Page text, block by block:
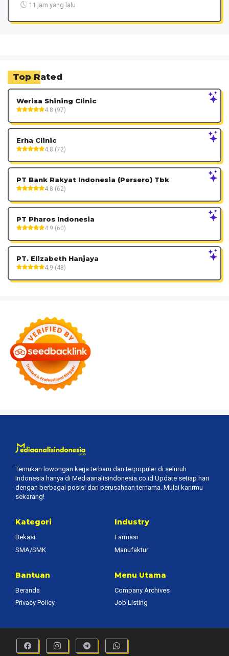
11 jam yang lalu
Top Rated
Werisa Shining Clinic
4.8 (97)
Erha Clinic
4.8 (72)
PT Bank Rakyat Indonesia (Persero) Tbk
4.8 (62)
PT Pharos Indonesia
4.9 (60)
PT. Elizabeth Hanjaya
4.9 (48)
Temukan lowongan kerja terbaru dan terpopuler di seluruh
Indonesia hanya di Mediaanalisindonesia.co.id Update setiap hari
dengan berbagai posisi dari perusahaan ternama. Mulai karirmu
sekarang!
Kategori
Bekasi
SMA/SMK
Industry
Farmasi
Manufaktur
Bantuan
Beranda
Privacy Policy
Menu Utama
Company Archives
Job Listing